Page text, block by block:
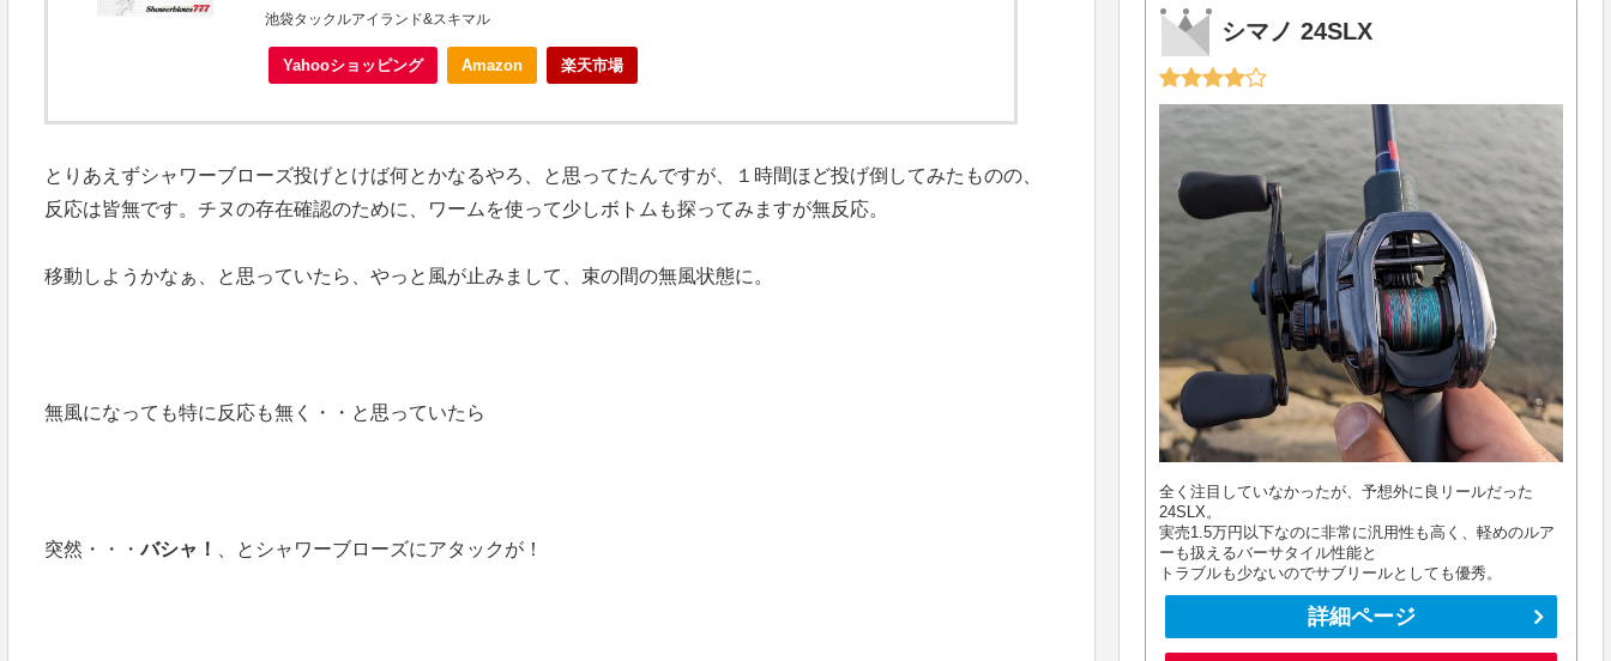
池袋タックルアイランド&スキマル
Yahooショッピング Amazon 楽天市場
とりあえずシャワーブローズ投げとけば何とかなるやろ、と思ってたんですが、１時間ほど投げ倒してみたものの、
反応は皆無です。チヌの存在確認のために、ワームを使って少しボトムも探ってみますが無反応。
移動しようかなぁ、と思っていたら、やっと風が止みまして、束の間の無風状態に。
無風になっても特に反応も無く・・と思っていたら
突然・・・バシャ！ 、とシャワーブローズにアタックが！
シマノ 24SLX
全く注目していなかったが、予想外に良リールだった
24SLX。
実売1.5万円以下なのに非常に汎用性も高く、軽めのルア
ーも扱えるバーサタイル性能と
トラブルも少ないのでサブリールとしても優秀。
詳細ページ